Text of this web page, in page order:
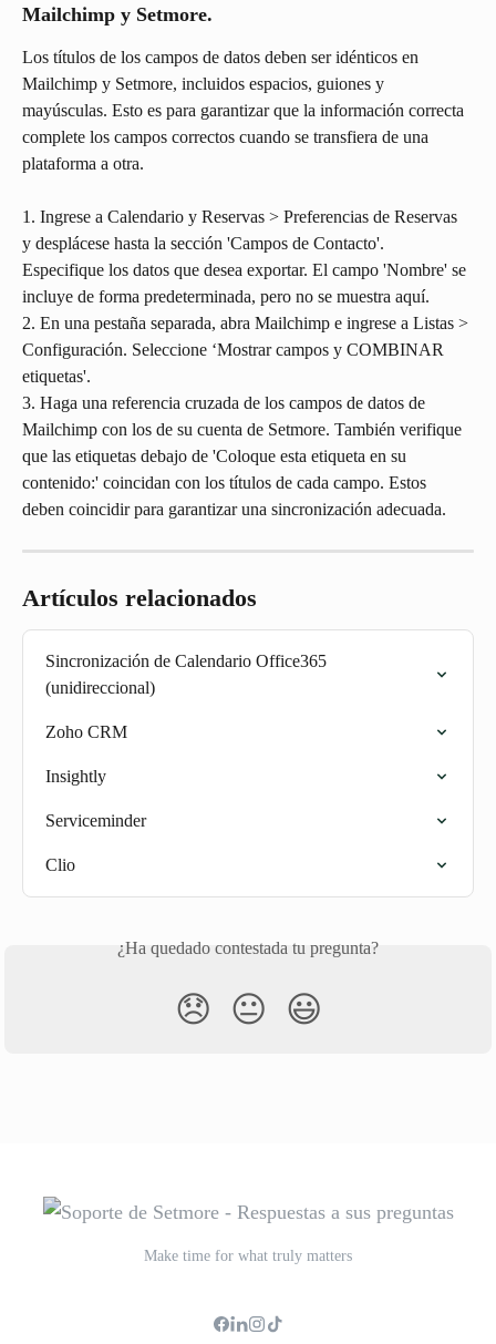
Mailchimp y Setmore.
Los títulos de los campos de datos deben ser idénticos en
Mailchimp y Setmore, incluidos espacios, guiones y
mayúsculas. Esto es para garantizar que la información correcta
complete los campos correctos cuando se transfiera de una
plataforma a otra.
1. Ingrese a Calendario y Reservas > Preferencias de Reservas
y desplácese hasta la sección 'Campos de Contacto'.
Especifique los datos que desea exportar. El campo 'Nombre' se
incluye de forma predeterminada, pero no se muestra aquí.
2. En una pestaña separada, abra Mailchimp e ingrese a Listas >
Configuración. Seleccione ‘Mostrar campos y COMBINAR
etiquetas'.
3. Haga una referencia cruzada de los campos de datos de
Mailchimp con los de su cuenta de Setmore. También verifique
que las etiquetas debajo de 'Coloque esta etiqueta en su
contenido:' coincidan con los títulos de cada campo. Estos
deben coincidir para garantizar una sincronización adecuada.
Artículos relacionados
Sincronización de Calendario Office365
(unidireccional)
Zoho CRM
Insightly
Serviceminder
Clio
¿Ha quedado contestada tu pregunta?
😞 😐 😃
Make time for what truly matters